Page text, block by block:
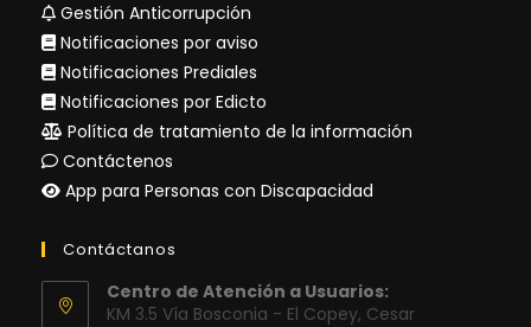
Gestión Anticorrupción
Notificaciones por aviso
Notificaciones Prediales
Notificaciones por Edicto
Política de tratamiento de la información
Contáctenos
App para Personas con Discapacidad
Contáctanos
Centro de Atención a Usuarios:
KM 3.5 Vía Bosconia - El Copey, Cesar